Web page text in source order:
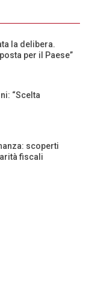
la delibera.
per il Paese”
“Scelta
scoperti
fiscali